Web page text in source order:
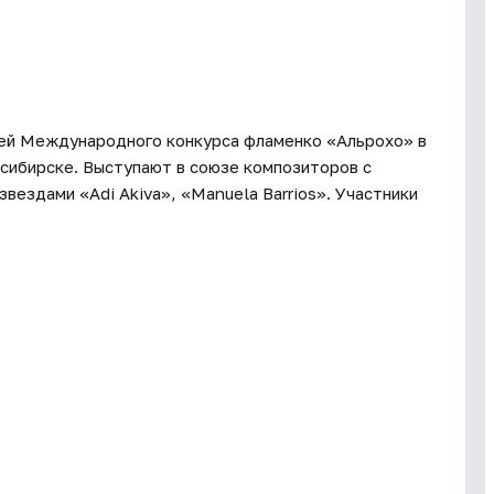
Международного конкурса фламенко «Альрохо» в
Выступают в союзе композиторов с
«Adi Akiva», «Manuela Barrios». Участники